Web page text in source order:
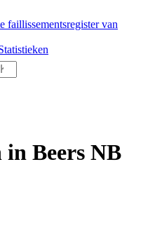
faillissementsregister van
in Beers NB